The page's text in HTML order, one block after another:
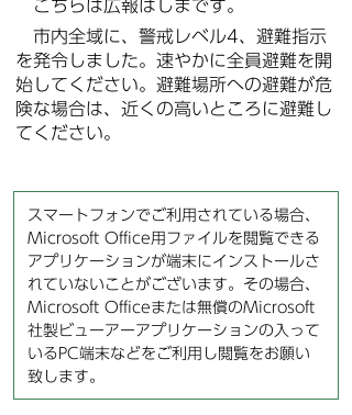
こちらは広報はしまです。
市内全域に、警戒レベル4、避難指示
を発令しました。速やかに全員避難を開
始してください。避難場所への避難が危
険な場合は、近くの高いところに避難し
てください。
スマートフォンでご利用されている場合、
Microsoft Office用ファイルを閲覧できる
アプリケーションが端末にインストールさ
れていないことがございます。その場合、
Microsoft Officeまたは無償のMicrosoft
社製ビューアーアプリケーションの入って
いるPC端末などをご利用し閲覧をお願い
致します。